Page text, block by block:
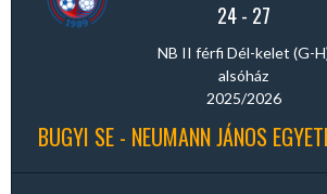
24- 27
NB II férfi Dél-kelet (G-
alsóház
2025/2026
BUGYI SE - NEUMANN JÁNOS